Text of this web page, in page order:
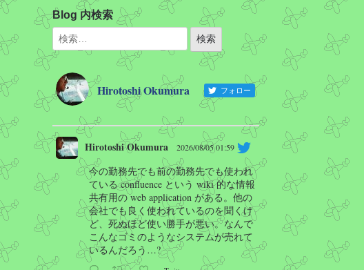
Blog 内検索
Hirotoshi Okumura フォロー
Hirotoshi Okumura 2026/08/05 01:59
今の勤務先でも前の勤務先でも使われ
ている confluence という wiki 的な情報
共有用の web application がある。他の
会社でも良く使われているのを聞くけ
ど、死ぬほど使い勝手が悪い。なんで
こんなゴミのようなシステムが売れて
いるんだろう…?